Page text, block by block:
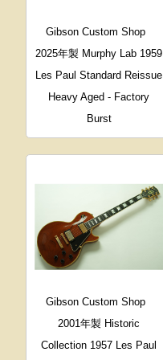
Gibson Custom Shop
2025年製 Murphy Lab 1959
Les Paul Standard Reissue
Heavy Aged - Factory
Burst
Gibson Custom Shop
2001年製 Historic
Collection 1957 Les Paul